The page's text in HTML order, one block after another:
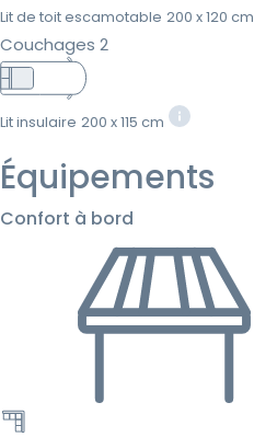
Lit de toit escamotable 200 x 120 cm
Couchages 2
Lit insulaire 200 x 115 cm
Équipements
Confort à bord